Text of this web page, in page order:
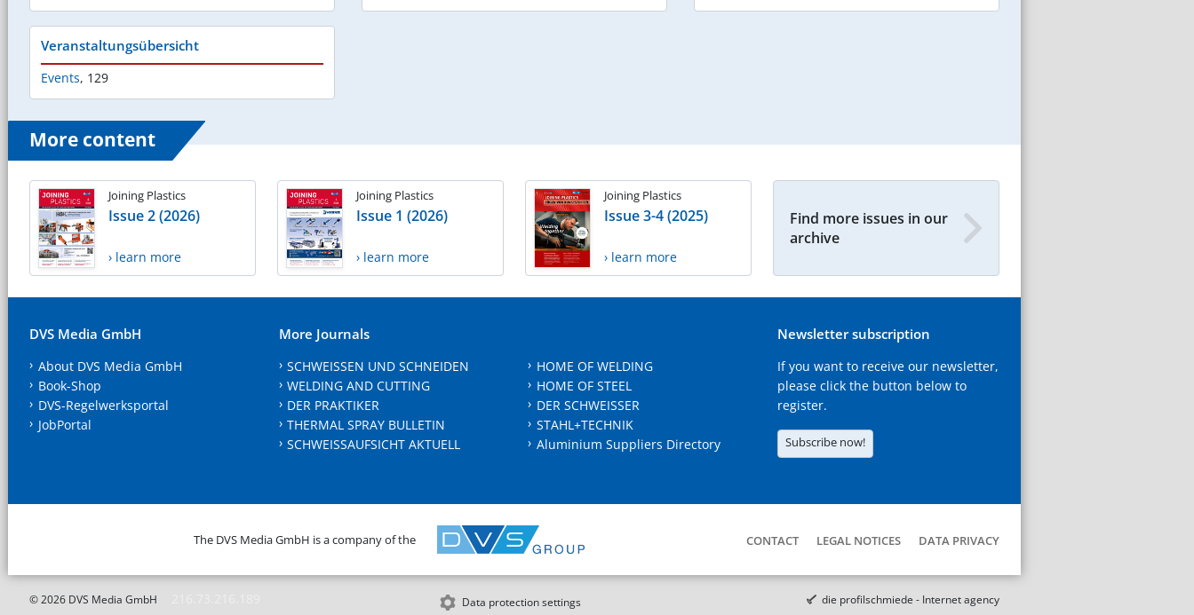
Veranstaltungsübersicht
Events, 129
More content
Joining Plastics
Issue 2 (2026)
› learn more
Joining Plastics
Issue 1 (2026)
› learn more
Joining Plastics
Issue 3-4 (2025)
› learn more
Find more issues in our
archive
DVS Media GmbH
About DVS Media GmbH
Book-Shop
DVS-Regelwerksportal
JobPortal
More Journals
SCHWEISSEN UND SCHNEIDEN
WELDING AND CUTTING
DER PRAKTIKER
THERMAL SPRAY BULLETIN
SCHWEISSAUFSICHT AKTUELL
HOME OF WELDING
HOME OF STEEL
DER SCHWEISSER
STAHL+TECHNIK
Aluminium Suppliers Directory
Newsletter subscription
If you want to receive our newsletter,
please click the button below to
register.
Subscribe now!
The DVS Media GmbH is a company of the CONTACT LEGAL NOTICES DATA PRIVACY
© 2026 DVS Media GmbH Data protection settings die profilschmiede - Internet agency